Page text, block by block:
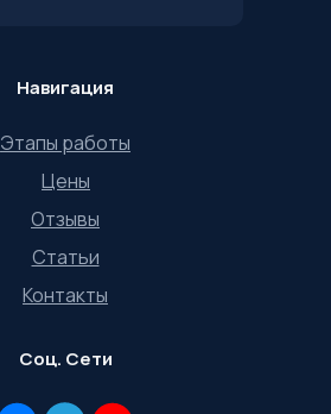
Отзывы
Контакты
Цены
Статьи
Навигация
Этапы работы
Соц. Сети